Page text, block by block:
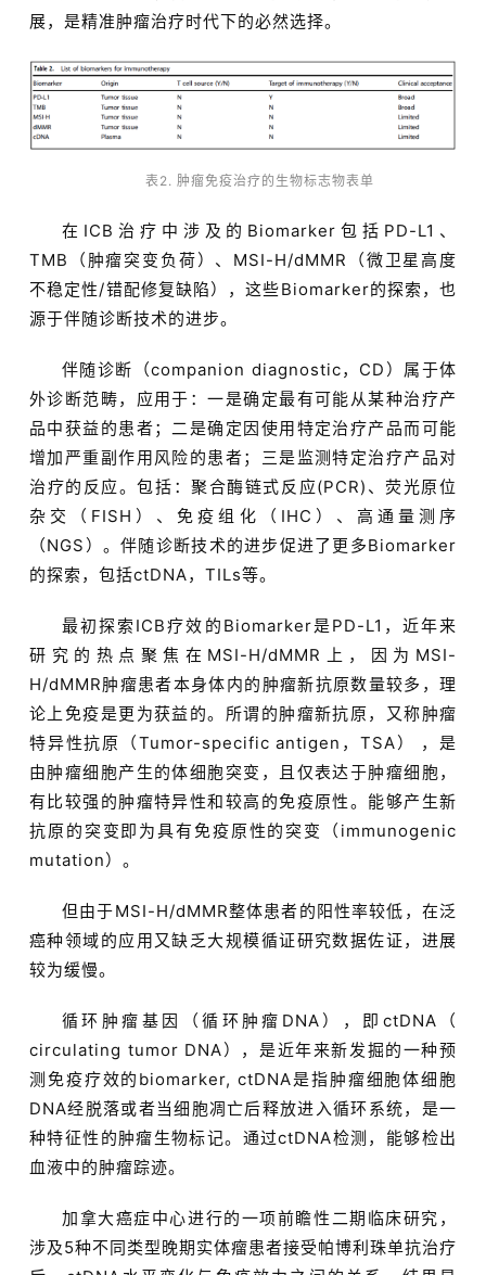
展，是精准肿瘤治疗时代下的必然选择。
表2. 肿瘤免疫治疗的生物标志物表单
在ICB治疗中涉及的Biomarker包括PD-L1、
TMB（肿瘤突变负荷）、MSI-H/dMMR（微卫星高度
不稳定性/错配修复缺陷），这些Biomarker的探索，也
源于伴随诊断技术的进步。
伴随诊断（companion diagnostic，CD）属于体
外诊断范畴，应用于：一是确定最有可能从某种治疗产
品中获益的患者；二是确定因使用特定治疗产品而可能
增加严重副作用风险的患者；三是监测特定治疗产品对
治疗的反应。包括：聚合酶链式反应(PCR)、荧光原位
杂交（FISH）、免疫组化（IHC）、高通量测序
（NGS）。伴随诊断技术的进步促进了更多Biomarker
的探索，包括ctDNA，TILs等。
最初探索ICB疗效的Biomarker是PD-L1，近年来
研究的热点聚焦在MSI-H/dMMR上，因为MSI-
H/dMMR肿瘤患者本身体内的肿瘤新抗原数量较多，理
论上免疫是更为获益的。所谓的肿瘤新抗原，又称肿瘤
特异性抗原（Tumor-specific antigen，TSA） ，是
由肿瘤细胞产生的体细胞突变，且仅表达于肿瘤细胞，
有比较强的肿瘤特异性和较高的免疫原性。能够产生新
抗原的突变即为具有免疫原性的突变（immunogenic
mutation）。
但由于MSI-H/dMMR整体患者的阳性率较低，在泛
癌种领域的应用又缺乏大规模循证研究数据佐证，进展
较为缓慢。
循环肿瘤基因（循环肿瘤DNA），即ctDNA（
circulating tumor DNA），是近年来新发掘的一种预
测免疫疗效的biomarker, ctDNA是指肿瘤细胞体细胞
DNA经脱落或者当细胞凋亡后释放进入循环系统，是一
种特征性的肿瘤生物标记。通过ctDNA检测，能够检出
血液中的肿瘤踪迹。
加拿大癌症中心进行的一项前瞻性二期临床研究，
涉及5种不同类型晚期实体瘤患者接受帕博利珠单抗治疗